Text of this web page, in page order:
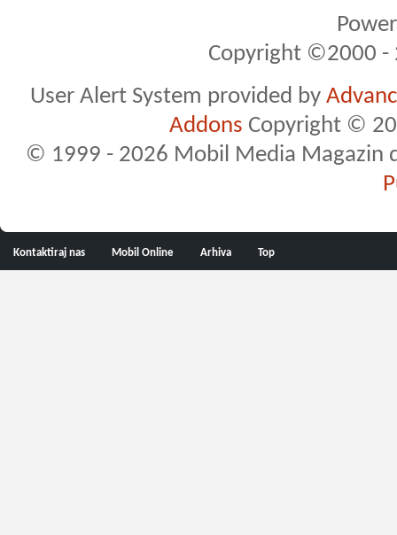
Copyright ©2000 -
User Alert System provided by
Addons Copyright ©
© 1999 - 2026 Mobil Media Magazin
Kontaktiraj nas Mobil Online Arhiva Top